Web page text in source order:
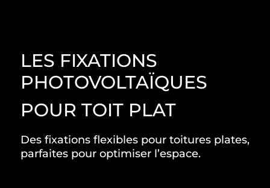
LES FIXATIONS
PHOTOVOLTAÏQUES
POUR TOIT PLAT
Des fixations flexibles pour toitures plates,
parfaites pour optimiser l’espace.